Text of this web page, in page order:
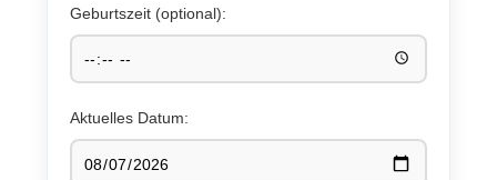
Geburtszeit (optional):
Aktuelles Datum: